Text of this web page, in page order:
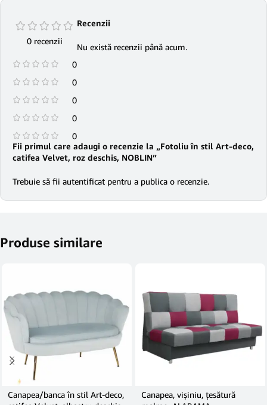
0 recenzii
0
0
0
0
0
Recenzii
Nu există recenzii până acum.
Fii primul care adaugi o recenzie la „Fotoliu în stil Art-deco,
catifea Velvet, roz deschis, NOBLIN”
Trebuie să fii autentificat pentru a publica o recenzie.
Produse similare
Canapea/banca în stil Art-deco,
Canapea, vişiniu, ţesătură